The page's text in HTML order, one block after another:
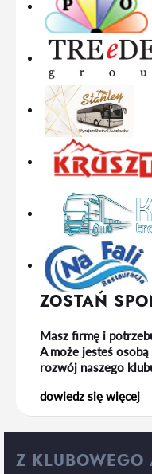
ZOSTAŃ
Masz firmę i
A może jesteś
rozwój naszego
dowiedz się więcej
Z KLUBOWEGO